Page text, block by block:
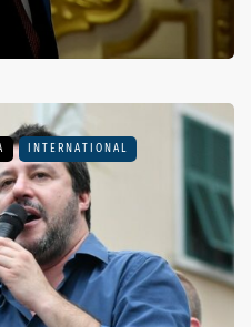
INTERNATIONAL